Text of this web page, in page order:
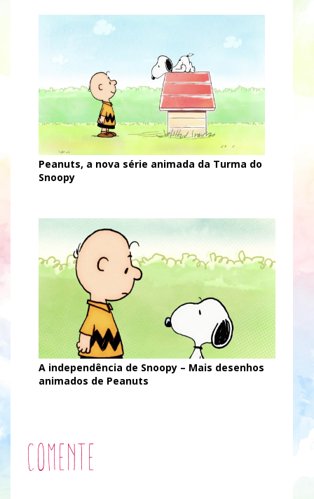
Peanuts, a nova série animada da Turma do
Snoopy
A independência de Snoopy – Mais desenhos
animados de Peanuts
Comente